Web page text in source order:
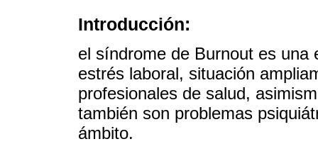
Introducción:
el síndrome de Burnout es una
estrés laboral, situación
profesionales de salud,
también son problemas
ámbito.